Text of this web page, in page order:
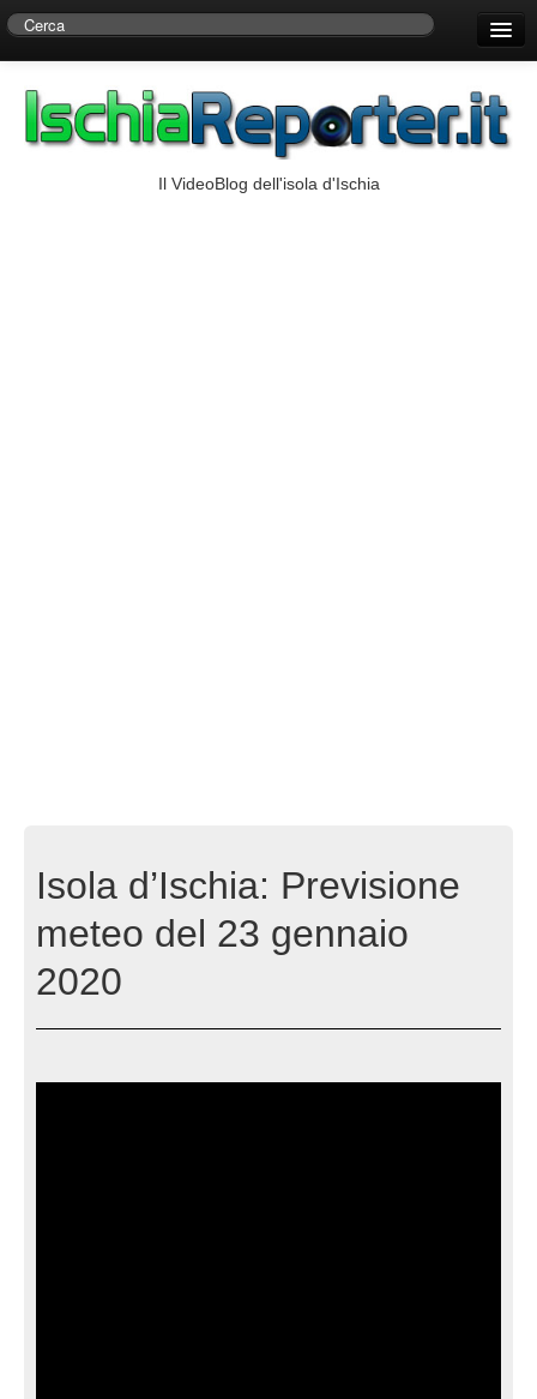
Centro di Ricerche Storiche D’Ambra
Il VideoBlog dell'isola d'Ischia
Isola d’Ischia: Previsione
meteo del 23 gennaio
2020